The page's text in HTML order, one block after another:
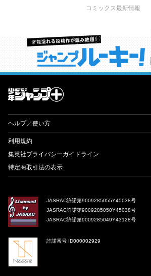
コミックス最新情報
才能溢れる投稿作が読み放題！ ジャ
ヘルプ／使い方
利用規約
集英社プライバシーガイドライン
特定商取引法の表示
JASRAC許諾第9009285055Y45038号
JASRAC許諾第9009285050Y45038号
JASRAC許諾第9009285049Y43128号
許諾番号 ID000002929